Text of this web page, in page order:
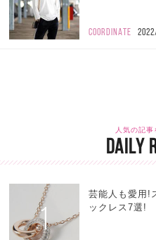
COORDINATE
人気の記事
DAILY
1
芸能人も愛用!
ックレス7選!